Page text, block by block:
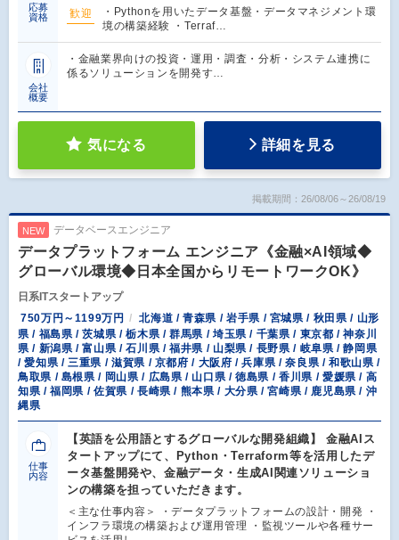
応募
資格
歓迎
・Pythonを用いたデータ基盤・データマネジメント環
境の構築経験 ・Terraf…
会社
概要
・金融業界向けの投資・運用・調査・分析・システム連携に
係るソリューションを開発す…
気になる 詳細を見る
掲載期間：26/08/06～26/08/19
NEW データベースエンジニア
データプラットフォーム エンジニア《金融×AI領域◆
グローバル環境◆日本全国からリモートワークOK》
日系ITスタートアップ
750万円～1199万円
北海道 / 青森県 / 岩手県 / 宮城県 / 秋田県 / 山形
県 / 福島県 / 茨城県 / 栃木県 / 群馬県 / 埼玉県 / 千葉県 / 東京都 / 神奈川
県 / 新潟県 / 富山県 / 石川県 / 福井県 / 山梨県 / 長野県 / 岐阜県 / 静岡県
/ 愛知県 / 三重県 / 滋賀県 / 京都府 / 大阪府 / 兵庫県 / 奈良県 / 和歌山県 /
鳥取県 / 島根県 / 岡山県 / 広島県 / 山口県 / 徳島県 / 香川県 / 愛媛県 / 高
知県 / 福岡県 / 佐賀県 / 長崎県 / 熊本県 / 大分県 / 宮崎県 / 鹿児島県 / 沖
縄県
仕事
内容
【英語を公用語とするグローバルな開発組織】 金融AIス
タートアップにて、Python・Terraform等を活用したデ
ータ基盤開発や、金融データ・生成AI関連ソリューショ
ンの構築を担っていただきます。
＜主な仕事内容＞ ・データプラットフォームの設計・開発 ・
インフラ環境の構築および運用管理 ・監視ツールや各種サー